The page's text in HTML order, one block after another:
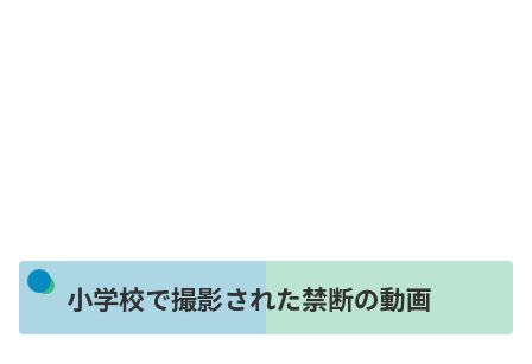
小学校で撮影された禁断の動画